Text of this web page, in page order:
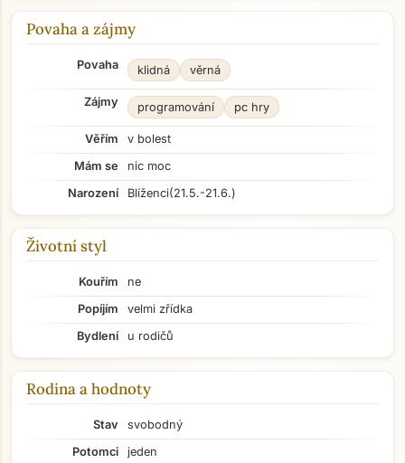
Povaha a zájmy
Povaha klidná věrná
Zájmy programování pc hry
Věřím
v bolest
Mám se
nic moc
Narození
Blíženci(21.5.-21.6.)
Životní styl
Kouřím
ne
Popíjím
velmi zřídka
Bydlení
u rodičů
Rodina a hodnoty
Stav
svobodný
Potomci
jeden